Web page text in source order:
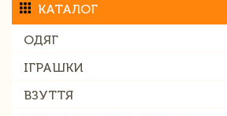
КАТАЛОГ
ОДЯГ
ІГРАШКИ
ВЗУТТЯ